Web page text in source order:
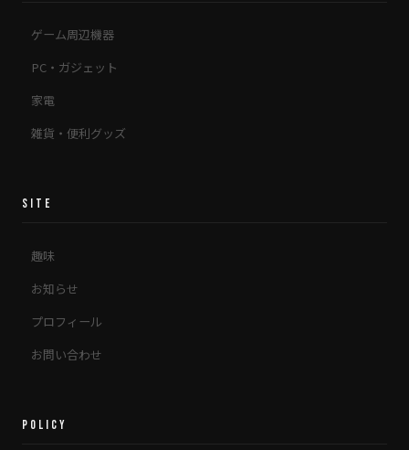
ゲーム周辺機器
PC・ガジェット
家電
雑貨・便利グッズ
SITE
趣味
お知らせ
プロフィール
お問い合わせ
POLICY